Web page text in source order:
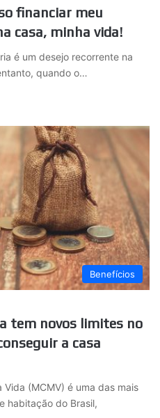
financiar meu
casa, minha vida!
é um desejo recorrente na
quando o…
Benefícios
tem novos limites no
a casa
(MCMV) é uma das mais
habitação do Brasil,